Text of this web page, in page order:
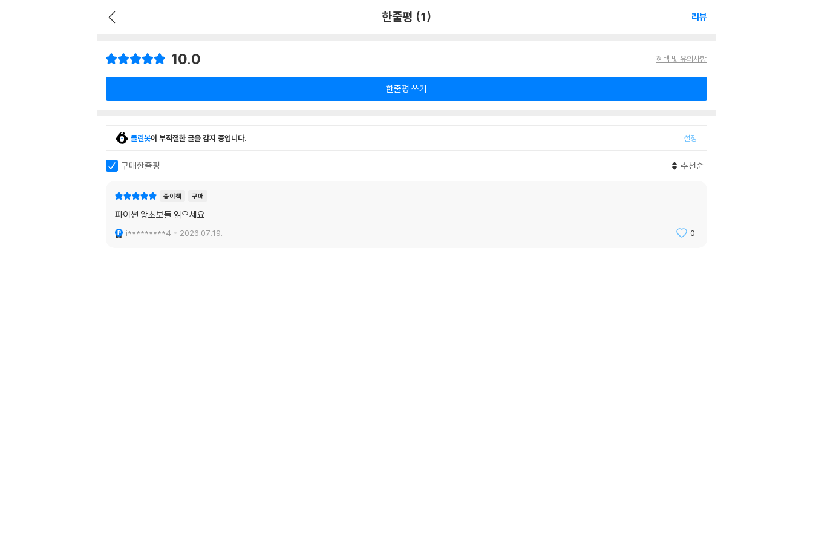
한줄평 (1) 리뷰
10.0 혜택 및 유의사항
한줄평 쓰기
클린봇이 부적절한 글을 감지 중입니다. 설정
구매한줄평 추천순
종이책 구매
파이썬 왕초보들 읽으세요
i*********4 2026.07.19. 0